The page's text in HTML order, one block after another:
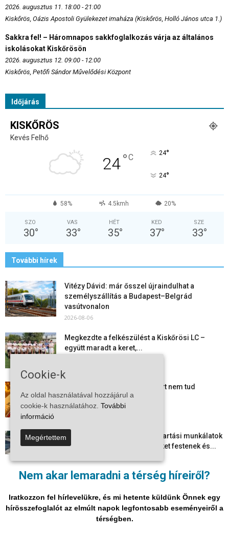
Nem akar lemaradni a térség híreiről?
Iratkozzon fel hírlevelükre, és mi hetente küldünk Önnek egy
hírösszefoglalót az elmúlt napok legfontosabb eseményeiről a
térségben.
2026. augusztus 11. 18:00 - 21:00
Kiskőrös, Oázis Apostoli Gyülekezet imaháza (Kiskőrös, Holló János utca 1.)
Sakkra fel! – Háromnapos sakkfoglalkozás várja az általános
iskolásokat Kiskőrösön
2026. augusztus 12. 09:00 - 12:00
Kiskőrös, Petőfi Sándor Művelődési Központ
Időjárás
KISKŐRÖS
Kevés Felhő
24°C 24°
24°
58% 4.5kmh 20%
SZO
30°
VAS
33°
HÉT
35°
KED
37°
SZE
33°
További hírek
Vitézy Dávid: már ősszel újraindulhat a
személyszállítás a Budapest–Belgrád
vasútvonalon
2026-08-06
Megkezdte a felkészülést a Kiskőrösi LC –
együtt maradt a keret,...
Mi történik Európa felett? Ezért nem tud
szabadulni a kontinens a...
2026-08-05
Folyamatosak a nyári karbantartási munkálatok
Kiskőrösön – útburkolati jeleket festenek és...
Bács-Kiskun útjain –...
2026-08-04
Cookie-k
Az oldal használatával hozzájárul a
cookie-k használatához. További
információ
Megértettem